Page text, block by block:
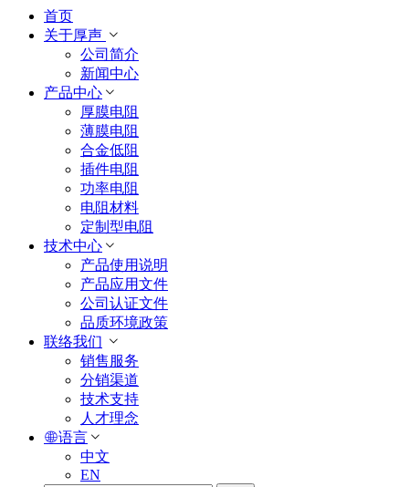
首页
关于厚声
公司简介
新闻中心
产品中心
厚膜电阻
薄膜电阻
合金低阻
插件电阻
功率电阻
电阻材料
定制型电阻
技术中心
产品使用说明
产品应用文件
公司认证文件
品质环境政策
联络我们
销售服务
分销渠道
技术支持
人才理念
语言
中文
EN